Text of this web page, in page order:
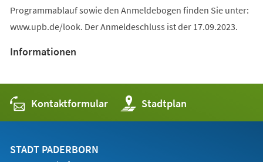
Programmablauf sowie den Anmeldebogen finden Sie unter:
www.upb.de/look. Der Anmeldeschluss ist der 17.09.2023.
Informationen
Kontaktformular Stadtplan
(Öffnet
in
einem
STADT PADERBORN